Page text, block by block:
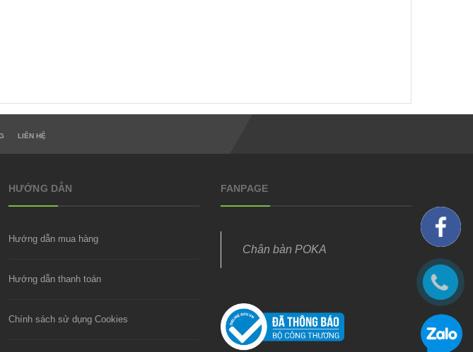
LIÊN HỆ
HƯỚNG DẪN
Hướng dẫn mua hàng
Hướng dẫn thanh toán
Chính sách sử dụng Cookies
FANPAGE
Chân bàn POKA